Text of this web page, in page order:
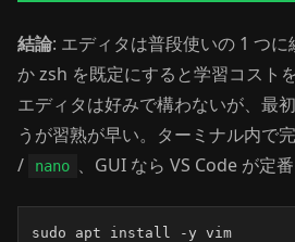
結論: エディタは普段使いの 1 つ
か zsh を既定にすると学習コスト
エディタは好みで構わないが、最
うが習熟が早い。ターミナル内で
/ nano 、GUI なら VS Code が定番
sudo apt install -y vim